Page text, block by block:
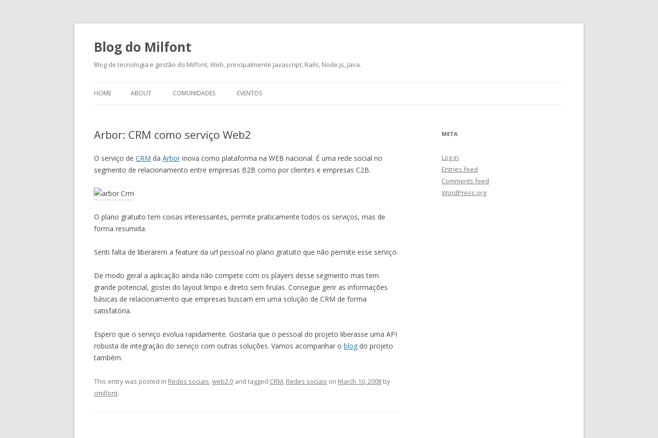
Blog do Milfont
Blog de tecnologia e gestão do Milfont, Web, principalmente Javascript, Rails, Node.js, Java.
HOME ABOUT COMUNIDADES EVENTOS
Arbor: CRM como serviço Web2
O serviço de CRM da Arbor inova como plataforma na WEB nacional. É uma rede social no
segmento de relacionamento entre empresas B2B como por clientes e empresas C2B.
O plano gratuito tem coisas interessantes, permite praticamente todos os serviços, mas de
forma resumida.
Senti falta de liberarem a feature da url pessoal no plano gratuito que não permite esse serviço.
De modo geral a aplicação ainda não compete com os players desse segmento mas tem
grande potencial, gostei do layout limpo e direto sem firulas. Consegue gerir as informações
básicas de relacionamento que empresas buscam em uma solução de CRM de forma
satisfatória.
Espero que o serviço evolua rapidamente. Gostaria que o pessoal do projeto liberasse uma API
robusta de integração do serviço com outras soluções. Vamos acompanhar o blog do projeto
também.
This entry was posted in Redes sociais,web2.0 and tagged CRM, Redes sociais on March 10, 2008 by
cmilfont.
META
Log in
Entries feed
Comments feed
WordPress.org